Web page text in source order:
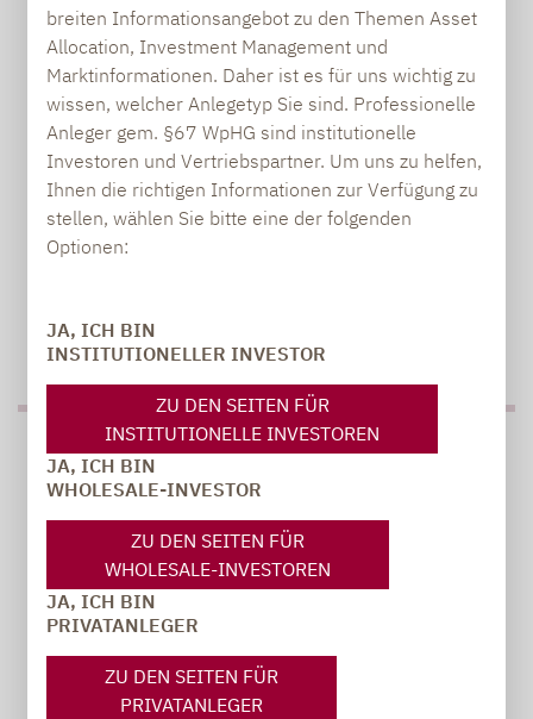
breiten Informationsangebot zu den Themen Asset
Allocation, Investment Management und
Marktinformationen. Daher ist es für uns wichtig zu
wissen, welcher Anlegetyp Sie sind. Professionelle
Anleger gem. §67 WpHG sind institutionelle
Investoren und Vertriebspartner. Um uns zu helfen,
Ihnen die richtigen Informationen zur Verfügung zu
stellen, wählen Sie bitte eine der folgenden
Optionen:
JA, ICH BIN
INSTITUTIONELLER INVESTOR
ZU DEN SEITEN FÜR
INSTITUTIONELLE INVESTOREN
JA, ICH BIN
WHOLESALE-INVESTOR
ZU DEN SEITEN FÜR
WHOLESALE-INVESTOREN
JA, ICH BIN
PRIVATANLEGER
ZU DEN SEITEN FÜR
PRIVATANLEGER
PR-Managerin, Communications
annett.haubold@lupusalpha.de
+49 69 / 36 50 58 - 7403
PRESSE
Carsten Michael
PR-Manager, Communications
carsten.michael@lupusalpha.de
+49 69 / 36 50 58 - 7402